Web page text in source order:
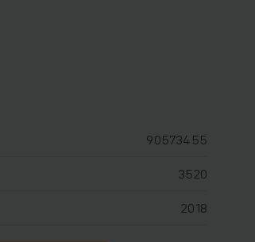
90573455
3520
2018